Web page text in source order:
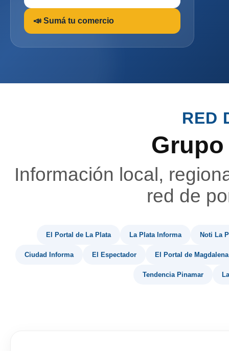
📣 Sumá tu comercio
RED
Información local,
red de
El Portal de La Plata La Plata Informa Noti La
Ciudad Informa El Espectador El Portal de Magdalena
Tendencia Pinamar